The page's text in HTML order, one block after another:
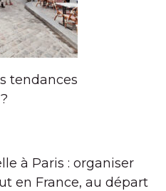
tendances
à Paris : organiser
en France, au départ